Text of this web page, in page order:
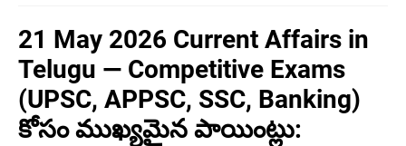
21 May 2026 Current Affairs in
Telugu — Competitive Exams
(UPSC, APPSC, SSC, Banking)
కోసం ముఖ్యమైన పాయింట్లు: